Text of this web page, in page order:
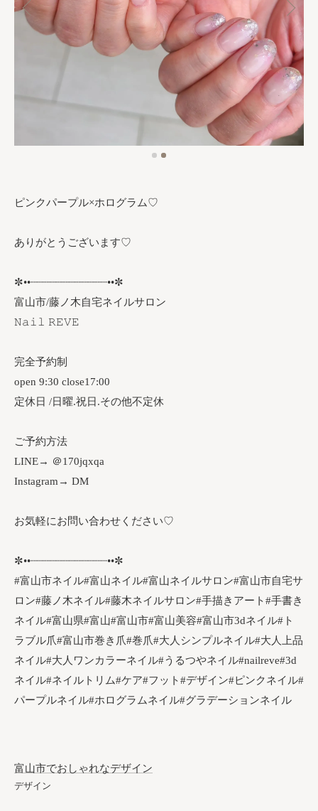
ピンクパープル×ホログラム♡
ありがとうございます♡
✼••┈┈┈┈┈┈┈┈┈┈┈┈••✼
富山市/藤ノ木自宅ネイルサロン
𝙽𝚊𝚒𝚕 𝚁𝙴𝚅𝙴
完全予約制
open 9:30 close17:00
定休日 /日曜.祝日.その他不定休
ご予約方法
LINE→ ＠170jqxqa
Instagram→ DM
お気軽にお問い合わせください♡
✼••┈┈┈┈┈┈┈┈┈┈┈┈••✼
#富山市ネイル#富山ネイル#富山ネイルサロン#富山市自宅サ
ロン#藤ノ木ネイル#藤木ネイルサロン#手描きアート#手書き
ネイル#富山県#富山#富山市#富山美容#富山市3dネイル#ト
ラブル爪#富山市巻き爪#巻爪#大人シンプルネイル#大人上品
ネイル#大人ワンカラーネイル#うるつやネイル#nailreve#3d
ネイル#ネイルトリム#ケア#フット#デザイン#ピンクネイル#
パープルネイル#ホログラムネイル#グラデーションネイル
富山市でおしゃれなデザイン
デザイン